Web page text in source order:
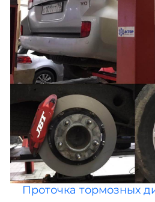
Проточка тормозных